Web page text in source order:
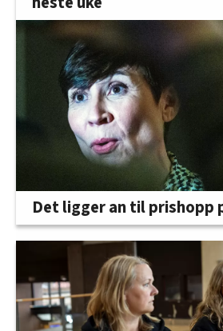
Det ligger an til prishopp